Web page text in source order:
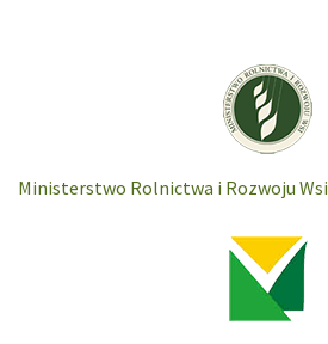
Ministerstwo Rolnictwa i Rozwoju Wsi